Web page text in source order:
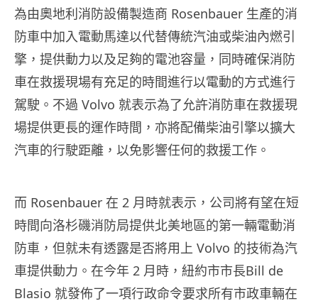
為由奧地利消防設備製造商 Rosenbauer 生產的消
防車中加入電動馬達以代替傳統汽油或柴油內燃引
擎，提供動力以及足夠的電池容量，同時確保消防
車在救援現場有充足的時間進行以電動的方式進行
駕駛。不過 Volvo 就表示為了允許消防車在救援現
場提供更長的運作時間，亦將配備柴油引擎以擴大
汽車的行駛距離，以免影響任何的救援工作。
而 Rosenbauer 在 2 月時就表示，公司將有望在短
時間向洛杉磯消防局提供北美地區的第一輛電動消
防車，但就未有透露是否將用上 Volvo 的技術為汽
車提供動力。在今年 2 月時，紐約市市長Bill de
Blasio 就發佈了一項行政命令要求所有市政車輛在